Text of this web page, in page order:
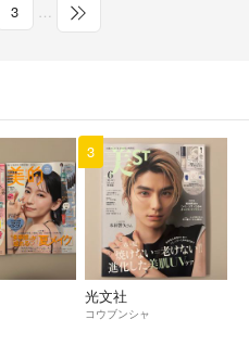
3 …
3
光文社
コウブンシャ